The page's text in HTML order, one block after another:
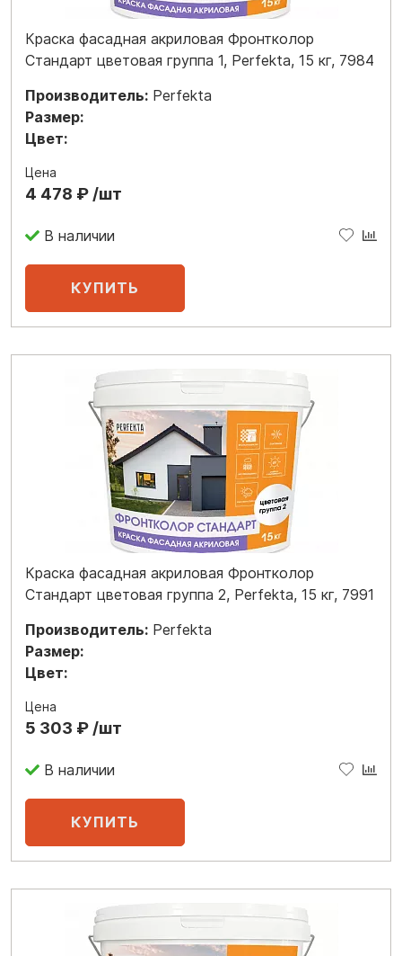
Краска фасадная акриловая Фронтколор
Стандарт цветовая группа 1, Perfekta, 15 кг, 7984
Производитель: Perfekta
Размер:
Цвет:
Цена
4 478 ₽ /шт
В наличии
Краска фасадная акриловая Фронтколор
Стандарт цветовая группа 2, Perfekta, 15 кг, 7991
Производитель: Perfekta
Размер:
Цвет:
Цена
5 303 ₽ /шт
В наличии